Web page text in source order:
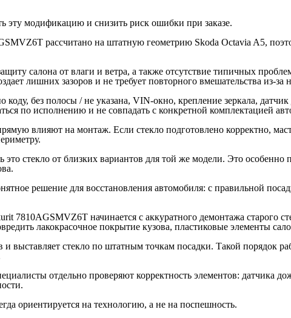
эту модификацию и снизить риск ошибки при заказе.
рассчитано на штатную геометрию Skoda Octavia A5,
салона от влаги и ветра, а также отсутствие типичных
лишних зазоров и не требует повторного вмешательства из-за
без полосы / не указана, VIN-окно, крепление зеркала,
по исполнению и не совпадать с конкретной комплектацией
влияют на монтаж. Если стекло подготовлено корректно,
стекло от близких вариантов для той же модели. Это особенно
решение для восстановления автомобиля: с правильной
7810AGSMVZ6T начинается с аккуратного демонтажа старого
лакокрасочное покрытие кузова, пластиковые элементы
выставляет стекло по штатным точкам посадки. Такой порядок
отдельно проверяют корректность элементов: датчика
ориентируется на технологию, а не на поспешность.